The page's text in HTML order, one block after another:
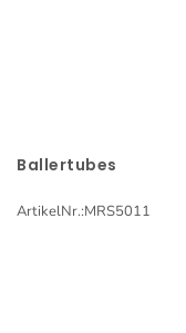
Ballertubes
ArtikelNr.:MRS5011